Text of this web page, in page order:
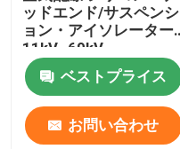
ッドエンド/サスペンシ
ョン・アイソレーター
11kV~69kV
ベストプライス
お問い合わせ